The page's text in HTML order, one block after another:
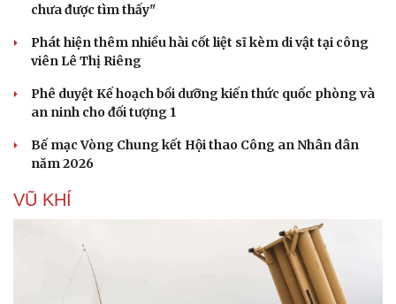
chưa được tìm thấy"
Phát hiện thêm nhiều hài cốt liệt sĩ kèm di vật tại công
viên Lê Thị Riêng
Phê duyệt Kế hoạch bồi dưỡng kiến thức quốc phòng và
an ninh cho đối tượng 1
Bế mạc Vòng Chung kết Hội thao Công an Nhân dân
năm 2026
VŨ KHÍ